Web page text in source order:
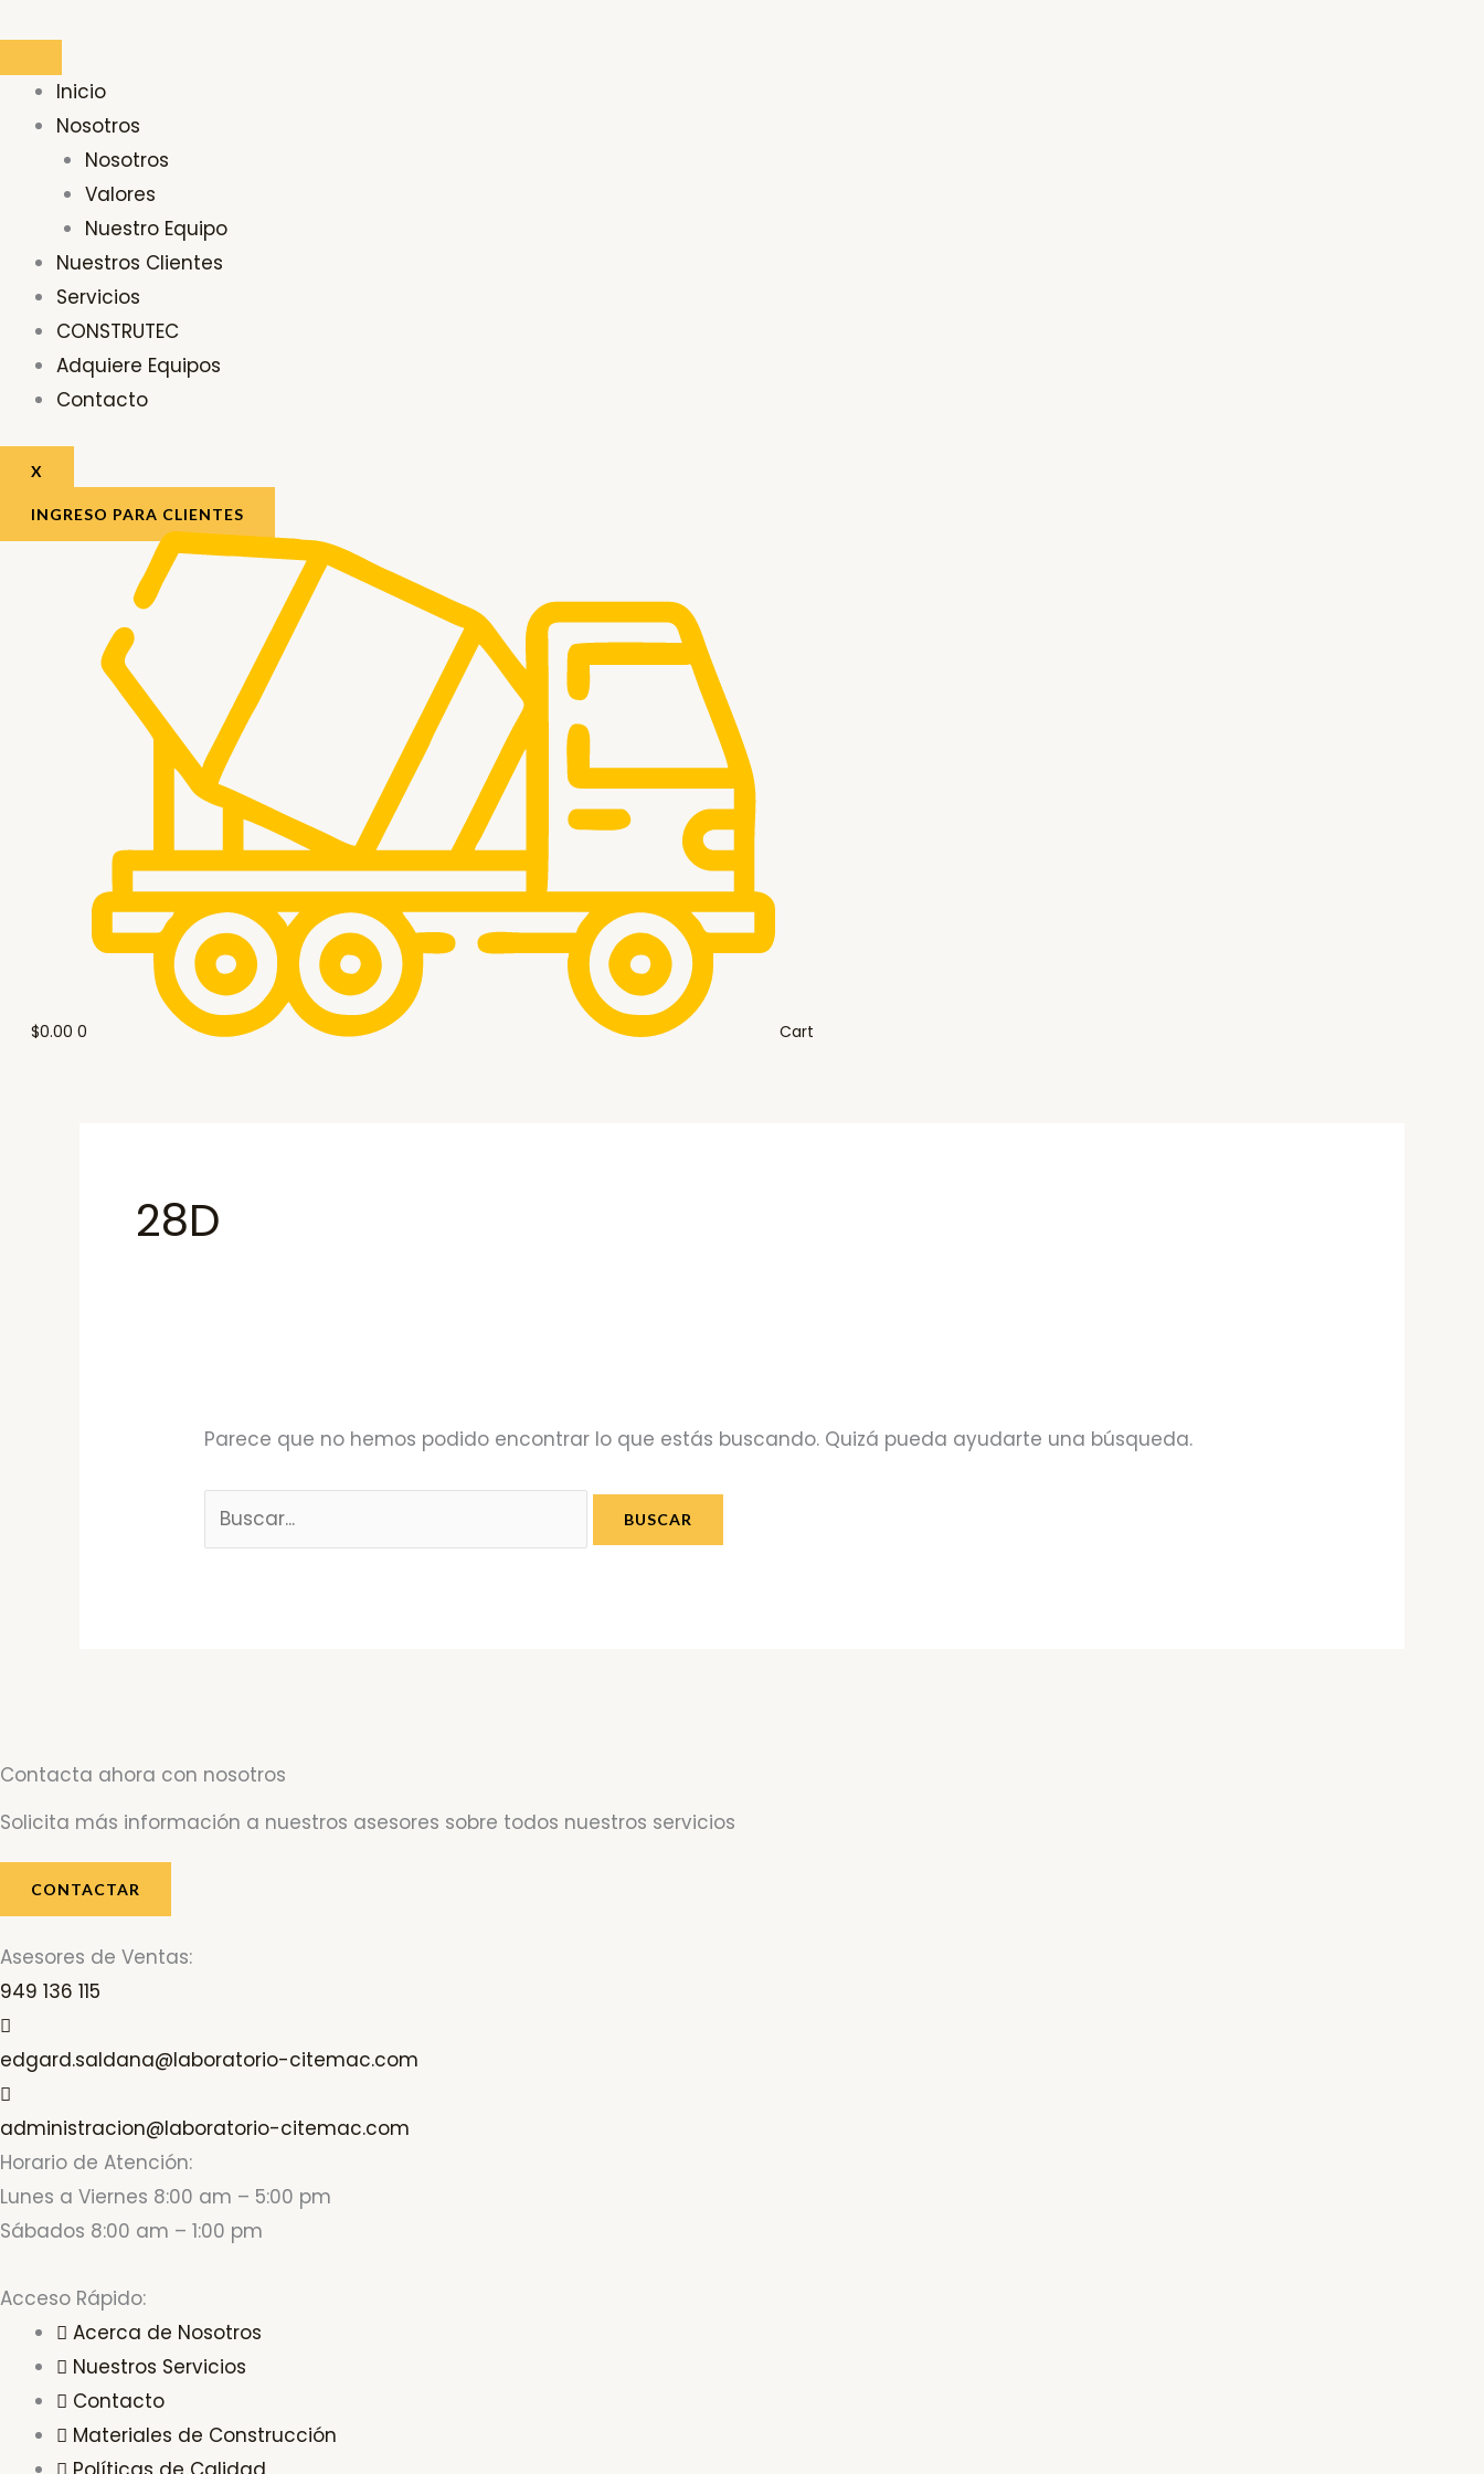
contenido
Inicio
Nosotros
Nosotros
Valores
Nuestro Equipo
Nuestros Clientes
Servicios
CONSTRUTEC
Adquiere Equipos
Contacto
X
INGRESO PARA CLIENTES
$0.00 0 Cart
28D
Parece que no hemos podido encontrar lo que estás buscando. Quizá pueda ayudarte una búsqueda.
Contacta ahora con nosotros
Solicita más información a nuestros asesores sobre todos nuestros servicios
CONTACTAR
Asesores de Ventas:
949 136 115
edgard.saldana@laboratorio-citemac.com
administracion@laboratorio-citemac.com
Horario de Atención:
Lunes a Viernes 8:00 am – 5:00 pm
Sábados 8:00 am – 1:00 pm
Acceso Rápido:
Acerca de Nosotros
Nuestros Servicios
Contacto
Materiales de Construcción